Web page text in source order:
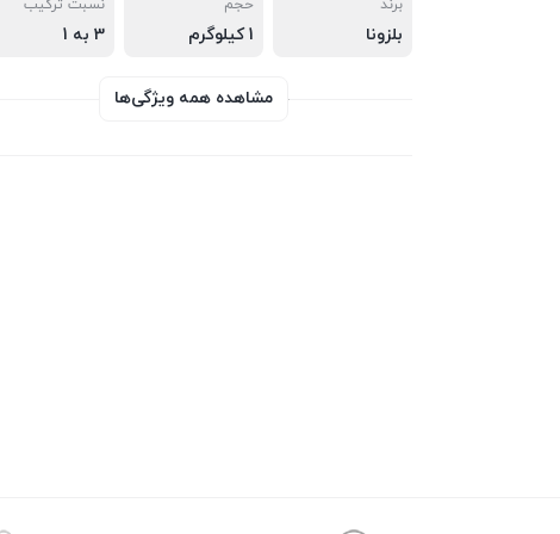
برند
بلزونا
حجم
1 کیلوگرم
نسبت ترکیب
3 به 1
مشاهده همه ویژگی‌ها